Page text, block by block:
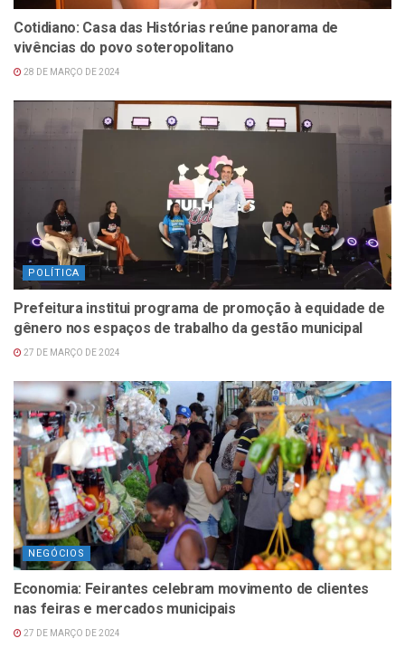
Cotidiano: Casa das Histórias reúne panorama de
vivências do povo soteropolitano
28 DE MARÇO DE 2024
POLÍTICA
Prefeitura institui programa de promoção à equidade de
gênero nos espaços de trabalho da gestão municipal
27 DE MARÇO DE 2024
NEGÓCIOS
Economia: Feirantes celebram movimento de clientes
nas feiras e mercados municipais
27 DE MARÇO DE 2024